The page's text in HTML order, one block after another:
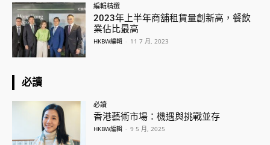
編輯精選
2023年上半年商舖租賃量創新高，餐飲
業佔比最高
HKBW編輯 - 11 7 月, 2023
必讀
必讀
香港藝術市場：機遇與挑戰並存
HKBW編輯 - 9 5 月, 2025